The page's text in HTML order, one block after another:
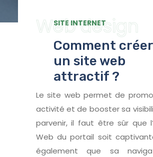
Web design
SITE INTERNET
Comment créer
un site web
attractif ?
Le site web permet de
activité et de booster sa
parvenir, il faut être sûr que
Web du portail soit
également que sa